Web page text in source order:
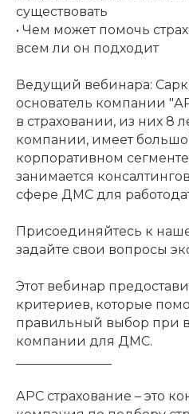
существовать
• Чем может помочь
всем ли он подходит
Ведущий вебинара:
основатель компании
в страховании, из них 8
компании, имеет
корпоративном
занимается
сфере ДМС для
Присоединяйтесь к
задайте свои вопросы
Этот вебинар
критериев, которые
правильный выбор при
компании для ДМС.
АРС страхование – это